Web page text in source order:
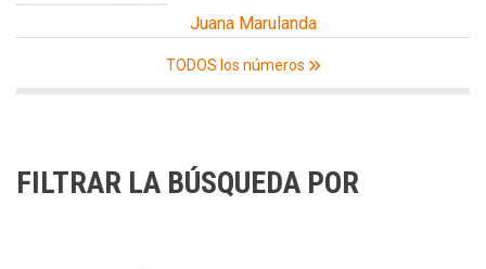
Juana Marulanda
TODOS los números
FILTRAR LA BÚSQUEDA POR